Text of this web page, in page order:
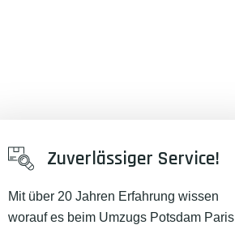
Zuverlässiger Service!
Mit über 20 Jahren Erfahrung wissen
worauf es beim Umzugs Potsdam Paris